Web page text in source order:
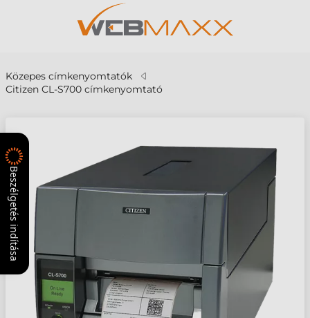
Közepes címkenyomtatók
Citizen CL-S700 címkenyomtató
Beszélgetés indítása